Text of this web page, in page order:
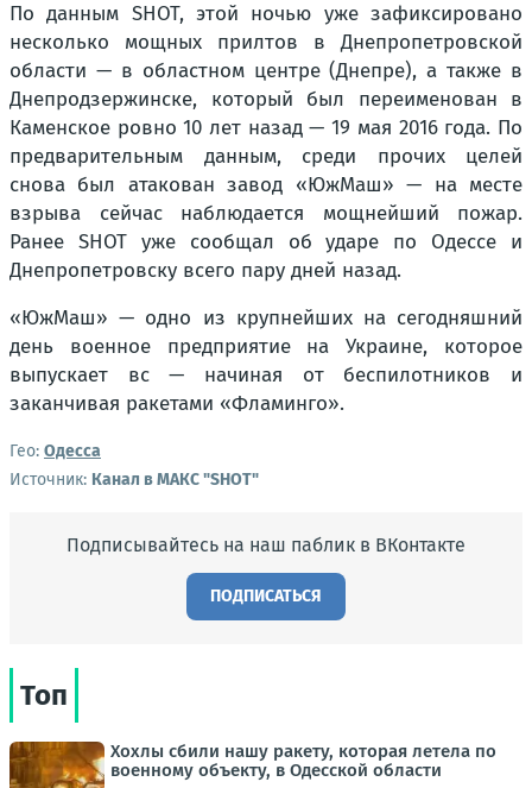
По данным SHOT, этой ночью уже зафиксировано
несколько мощных прилтов в Днепропетровской
области — в областном центре (Днепре), а также в
Днепродзержинске, который был переименован в
Каменское ровно 10 лет назад — 19 мая 2016 года. По
предварительным данным, среди прочих целей
снова был атакован завод «ЮжМаш» — на месте
взрыва сейчас наблюдается мощнейший пожар.
Ранее SHOT уже сообщал об ударе по Одессе и
Днепропетровску всего пару дней назад.
«ЮжМаш» — одно из крупнейших на сегодняшний
день военное предприятие на Украине, которое
выпускает вс — начиная от беспилотников и
заканчивая ракетами «Фламинго».
Гео: Одесса
Источник: Канал в МАКС "SHOT"
Подписывайтесь на наш паблик в ВКонтакте
ПОДПИСАТЬСЯ
Топ
Хохлы сбили нашу ракету, которая летела по
военному объекту, в Одесской области